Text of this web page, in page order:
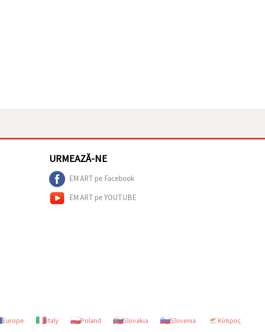
URMEAZĂ-NE
EM ART pe Facebook
EM ART pe YOUTUBE
Europe Italy Poland Slovakia Slovenia
Κύπρος